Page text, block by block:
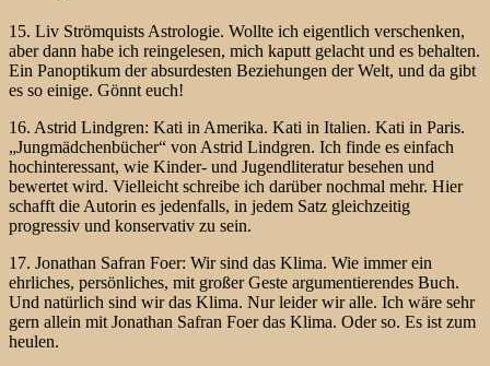
15. Liv Strömquists Astrologie. Wollte ich eigentlich verschenken,
aber dann habe ich reingelesen, mich kaputt gelacht und es behalten.
Ein Panoptikum der absurdesten Beziehungen der Welt, und da gibt
es so einige. Gönnt euch!
16. Astrid Lindgren: Kati in Amerika. Kati in Italien. Kati in Paris.
„Jungmädchenbücher“ von Astrid Lindgren. Ich finde es einfach
hochinteressant, wie Kinder- und Jugendliteratur besehen und
bewertet wird. Vielleicht schreibe ich darüber nochmal mehr. Hier
schafft die Autorin es jedenfalls, in jedem Satz gleichzeitig
progressiv und konservativ zu sein.
17. Jonathan Safran Foer: Wir sind das Klima. Wie immer ein
ehrliches, persönliches, mit großer Geste argumentierendes Buch.
Und natürlich sind wir das Klima. Nur leider wir alle. Ich wäre sehr
gern allein mit Jonathan Safran Foer das Klima. Oder so. Es ist zum
heulen.